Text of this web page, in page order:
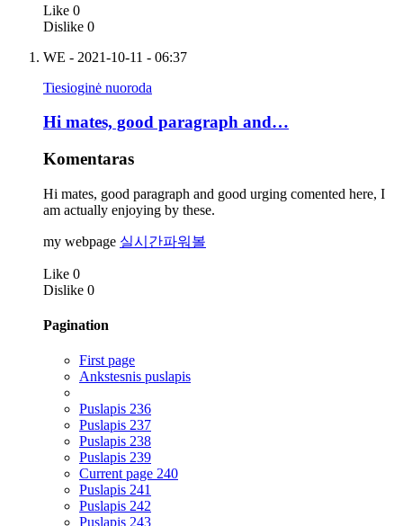
Like 0
Dislike 0
WE - 2021-10-11 - 06:37
Tiesioginė nuoroda
Hi mates, good paragraph and…
Komentaras
Hi mates, good paragraph and good urging comented here, I
am actually enjoying by these.
my webpage 실시간파워볼
Like 0
Dislike 0
Pagination
First page
Ankstesnis puslapis
Puslapis 236
Puslapis 237
Puslapis 238
Puslapis 239
Current page 240
Puslapis 241
Puslapis 242
Puslapis 243